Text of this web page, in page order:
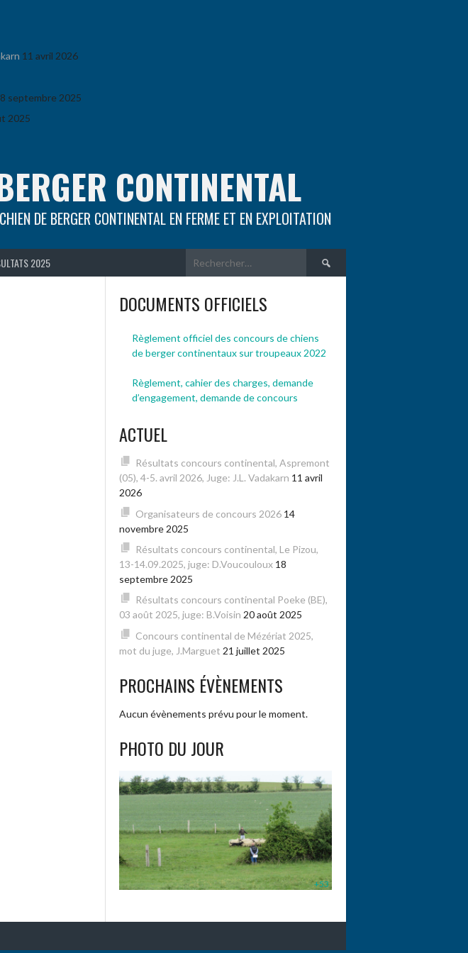
11 avril 2026
septembre 2025
2025
CONTINENTAL
DE BERGER CONTINENTAL EN FERME ET EN EXPLOITATION
2025 Rechercher :
DOCUMENTS OFFICIELS
Règlement officiel des concours de chiens
de berger continentaux sur troupeaux 2022
Règlement, cahier des charges, demande
d’engagement, demande de concours
ACTUEL
Résultats concours continental, Aspremont
(05), 4-5. avril 2026, Juge: J.L. Vadakarn 11 avril
2026
Organisateurs de concours 2026 14
novembre 2025
Résultats concours continental, Le Pizou,
13-14.09.2025, juge: D.Voucouloux 18
septembre 2025
Résultats concours continental Poeke (BE),
03 août 2025, juge: B.Voisin 20 août 2025
Concours continental de Mézériat 2025,
mot du juge, J.Marguet 21 juillet 2025
PROCHAINS ÉVÈNEMENTS
Aucun évènements prévu pour le moment.
PHOTO DU JOUR
+53